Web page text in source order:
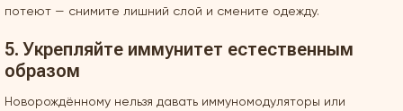
потеют — снимите лишний слой и смените одежду.
5. Укрепляйте иммунитет естественным
образом
Новорождённому нельзя давать иммуномодуляторы или